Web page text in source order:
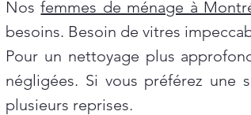
Nosfemmes de ménage à
besoins. Besoin de vitres
Pour un nettoyage plus
négligées. Si vous préférez une
plusieurs reprises.